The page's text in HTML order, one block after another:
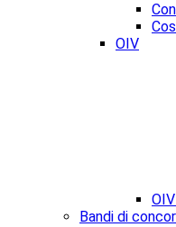
OIV
Bandi di